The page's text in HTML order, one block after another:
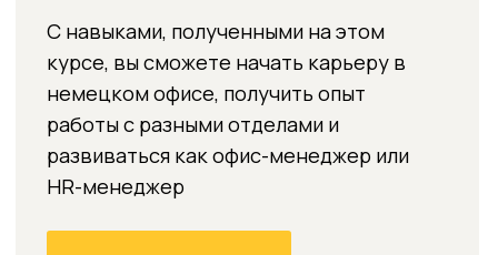
Заполнитепрофиль
LinkedIn
, сделаете его
живым и экспертным
под выбранные вакансии